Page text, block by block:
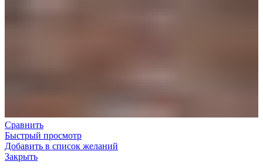
Сравнить
Быстрый просмотр
Добавить в список желаний
Закрыть